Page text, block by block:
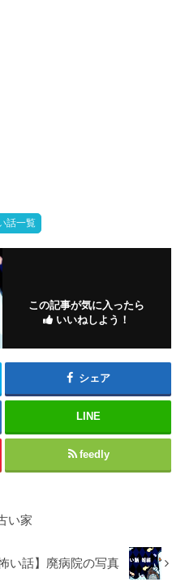
話一覧
この記事が気に入ったら
いいねしよう！
シェア
LINE
feedly
い家
怖い話】廃病院の写真